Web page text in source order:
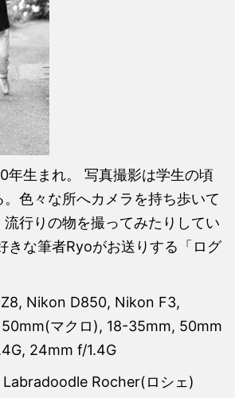
年生まれ。 写真撮影は学生の頃
色々な所へカメラを持ち歩いて
行りの物を撮ってみたりしてい
きな筆者Ryoがお送りする「ログ
Nikon D850, Nikon F3,
マクロ), 18-35mm, 50mm
24mm f/1.4G
Rocher(ロシェ)